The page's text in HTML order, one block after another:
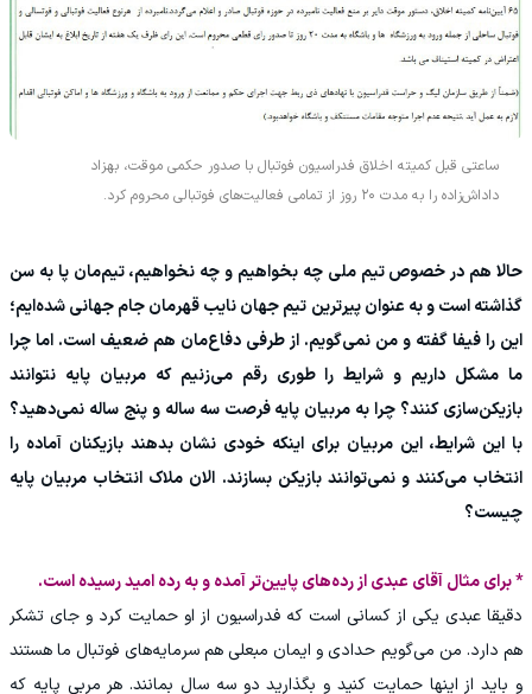
ساعتی قبل کمیته اخلاق فدراسیون فوتبال با صدور حکمی موقت، بهزاد
داداش‌زاده را به مدت ۲۰ روز از تمامی فعالیت‌های فوتبالی محروم کرد.
حالا هم در خصوص تیم ملی چه بخواهیم و چه نخواهیم، تیم‌مان پا به سن
گذاشته است و به عنوان پیرترین تیم جهان نایب قهرمان جام جهانی شده‌ایم؛
این را فیفا گفته و من نمی‌گویم. از طرفی دفاع‌مان هم ضعیف است‌. اما چرا
ما مشکل داریم و شرایط را طوری رقم می‌زنیم که مربیان پایه نتوانند
بازیکن‌سازی کنند؟ چرا به مربیان پایه فرصت سه ساله و پنج ساله نمی‌دهید؟
با این شرایط، این مربیان برای اینکه خودی نشان بدهند بازیکنان آماده را
انتخاب می‌کنند و نمی‌توانند بازیکن بسازند‌. الان ملاک انتخاب مربیان پایه
چیست؟
* برای مثال آقای عبدی از رده‌های پایین‌تر آمده و به رده امید رسیده است.
دقیقا عبدی یکی از کسانی است که فدراسیون از او حمایت کرد و جای تشکر
هم دارد. من می‌گویم حدادی و ایمان مبعلی هم سرمایه‌های فوتبال ما هستند
و باید از اینها حمایت کنید و بگذارید دو سه سال بمانند‌. هر مربی پایه که